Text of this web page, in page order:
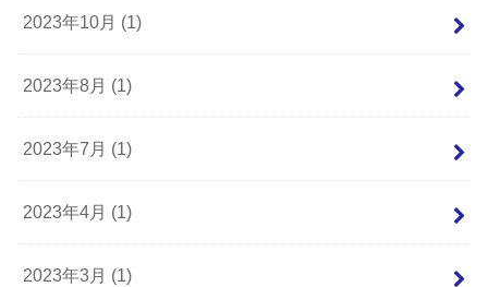
2023年10月 (1)
2023年8月 (1)
2023年7月 (1)
2023年4月 (1)
2023年3月 (1)